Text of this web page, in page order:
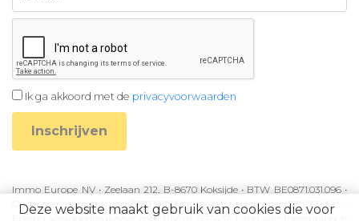
Ik ga akkoord met de privacyvoorwaarden
Inschrijven
Immo Europe NV • Zeelaan 212, B-8670 Koksijde • BTW BE0871.031.096 •
Ondernemingsnummer 0871031096 • AXA BA nummer 730.390.160 •
Erkend Vastgoedmakelaar met BIV-nr 507.437• Land van toekenning is
Deze website maakt gebruik van cookies die voor